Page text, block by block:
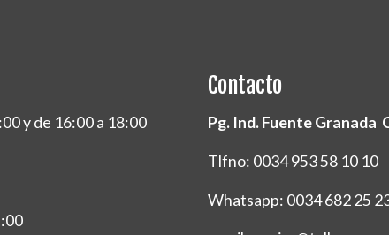
y de 16:00 a 18:00
Contacto
Pg. Ind. Fuente Granada
Tlfno: 0034 953 58 10 10
Whatsapp: 0034 682 25